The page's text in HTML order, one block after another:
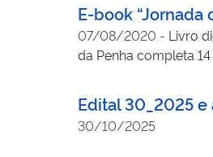
E-book
07/08/2020 - Livro
da Penha completa
Edital 30_2025
30/10/2025